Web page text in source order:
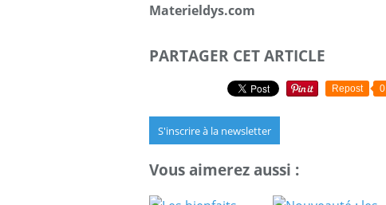
Materieldys.com
PARTAGER CET ARTICLE
Repost 0
S'inscrire à la newsletter
Vous aimerez aussi :